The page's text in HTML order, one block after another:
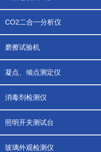
CO2二合一分析仪
磨擦试验机
凝点、倾点测定仪
消毒剂检测仪
照明开关测试台
玻璃外观检测仪